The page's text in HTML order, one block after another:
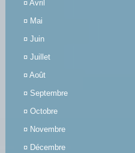
¤ Avril
¤ Mai
¤ Juin
¤ Juillet
¤ Août
¤ Septembre
¤ Octobre
¤ Novembre
¤ Décembre